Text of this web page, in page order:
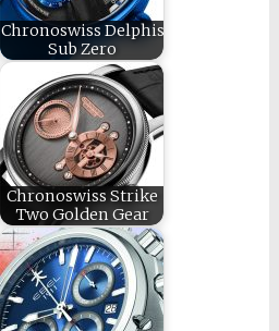
Chronoswiss Delphis
Sub Zero
Chronoswiss Strike
Two Golden Gear